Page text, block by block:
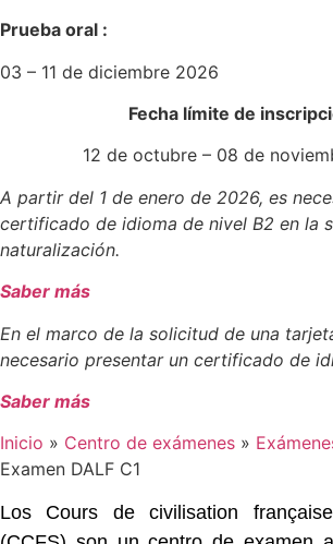
Prueba oral :
03 – 11 de diciembre 2026
Fecha límite de
12 de octubre – 08 de
A partir del 1 de enero de 2026, es
certificado de idioma de nivel B2 en la
naturalización.
Saber más
En el marco de la solicitud de una
necesario presentar un certificado de
Saber más
Inicio » Centro de exámenes »
Examen DALF C1
Los Cours de civilisation